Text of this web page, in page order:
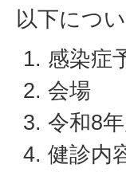
以下につ
感染症
会場
令和8
健診内